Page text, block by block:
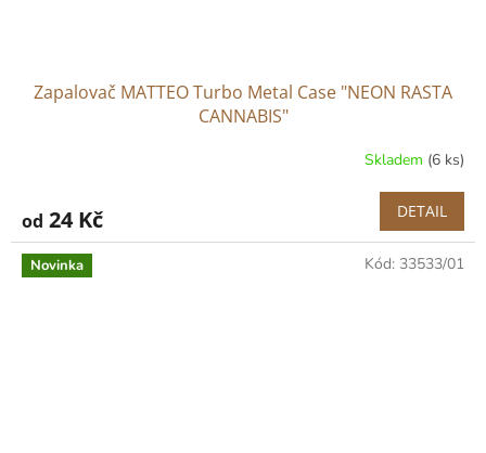
Zapalovač MATTEO Turbo Metal Case "NEON RASTA
CANNABIS"
Skladem (6 ks)
od 24 Kč DETAIL
Novinka Kód: 33533/01